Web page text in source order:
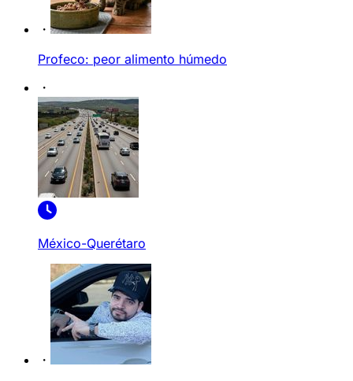
Profeco: peor alimento húmedo
México-Querétaro